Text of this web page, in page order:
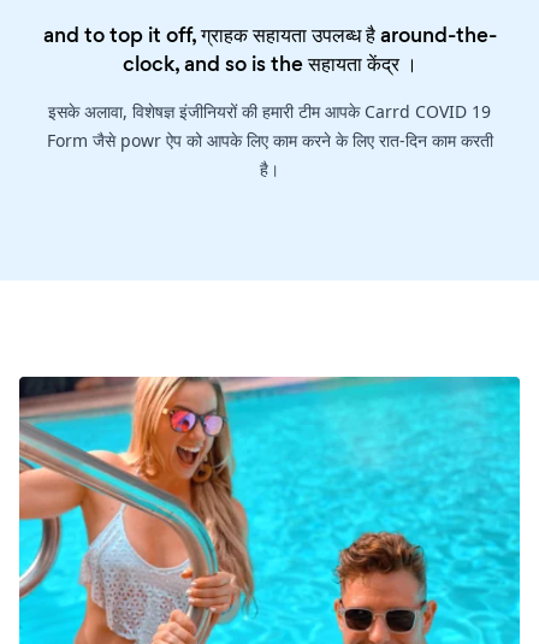
and to top it off, ग्राहक सहायता उपलब्ध है around-the-
clock, and so is theसहायता केंद्र।
इसके अलावा, विशेषज्ञ इंजीनियरों की हमारी टीम आपके Carrd COVID 19
Form जैसे powr ऐप को आपके लिए काम करने के लिए रात-दिन काम करती
है।